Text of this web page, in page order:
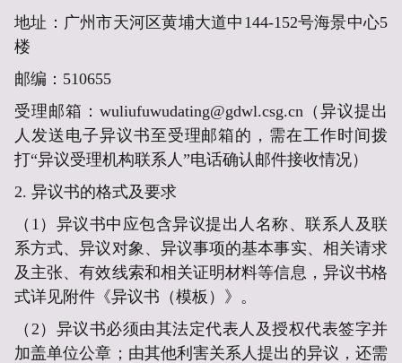
地址：广州市天河区黄埔大道中144-152号海景中心5
楼
邮编：510655
受理邮箱： wuliufuwudating@gdwl.csg.cn （异议提出
人发送电子异议书至受理邮箱的，需在工作时间拨
打“异议受理机构联系人”电话确认邮件接收情况）
2. 异议书的格式及要求
（1）异议书中应包含异议提出人名称、联系人及联
系方式、异议对象、异议事项的基本事实、相关请求
及主张、有效线索和相关证明材料等信息，异议书格
式详见附件《异议书（模板）》。
（2）异议书必须由其法定代表人及授权代表签字并
加盖单位公章；由其他利害关系人提出的异议，还需